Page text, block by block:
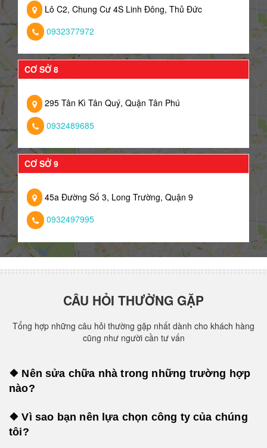
Lô C2, Chung Cư 4S Linh Đông, Thủ Đức
0932377972
CƠ SỞ 8
295 Tân Kì Tân Quý, Quận Tân Phú
0932489685
CƠ SỞ 9
45a Đường Số 3, Long Trường, Quận 9
0932497995
CÂU HỎI THƯỜNG GẶP
Tổng hợp những câu hỏi thường gặp nhất dành cho khách hàng
cũng như người cần tư vấn
❖ Nên sửa chữa nhà trong những trường hợp
nào?
❖ Vì sao bạn nên lựa chọn công ty của chúng
tôi?